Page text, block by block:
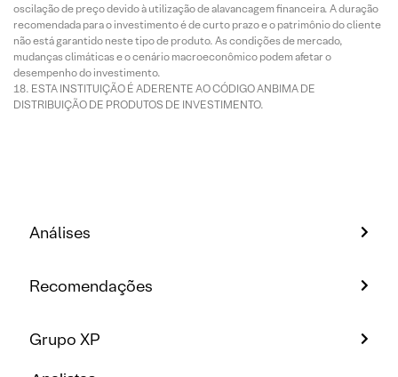
oscilação de preço devido à utilização de alavancagem financeira. A duração
recomendada para o investimento é de curto prazo e o patrimônio do cliente
não está garantido neste tipo de produto. As condições de mercado,
mudanças climáticas e o cenário macroeconômico podem afetar o
desempenho do investimento.
ESTA INSTITUIÇÃO É ADERENTE AO CÓDIGO ANBIMA DE
DISTRIBUIÇÃO DE PRODUTOS DE INVESTIMENTO.
Análises
Recomendações
Grupo XP